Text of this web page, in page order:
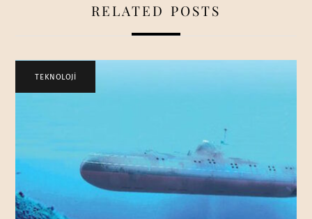
RELATED POSTS
TEKNOLOJİ